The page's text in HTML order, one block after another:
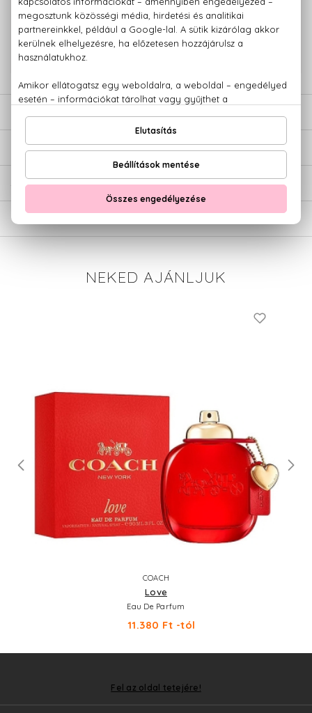
100% eredeti termékek,14 napos visszaküldési garanciával
Kérdésed van, elakadtál? Hívd ügyfélszolgálatunkat: +36 20
779 1926
ÉRTÉKELÉSEK (0)
SZÁLLÍTÁS
NEKED AJÁNLJUK
COACH
Love
Eau De Parfum
11.380 Ft -tól
Fel az oldal tetejére!